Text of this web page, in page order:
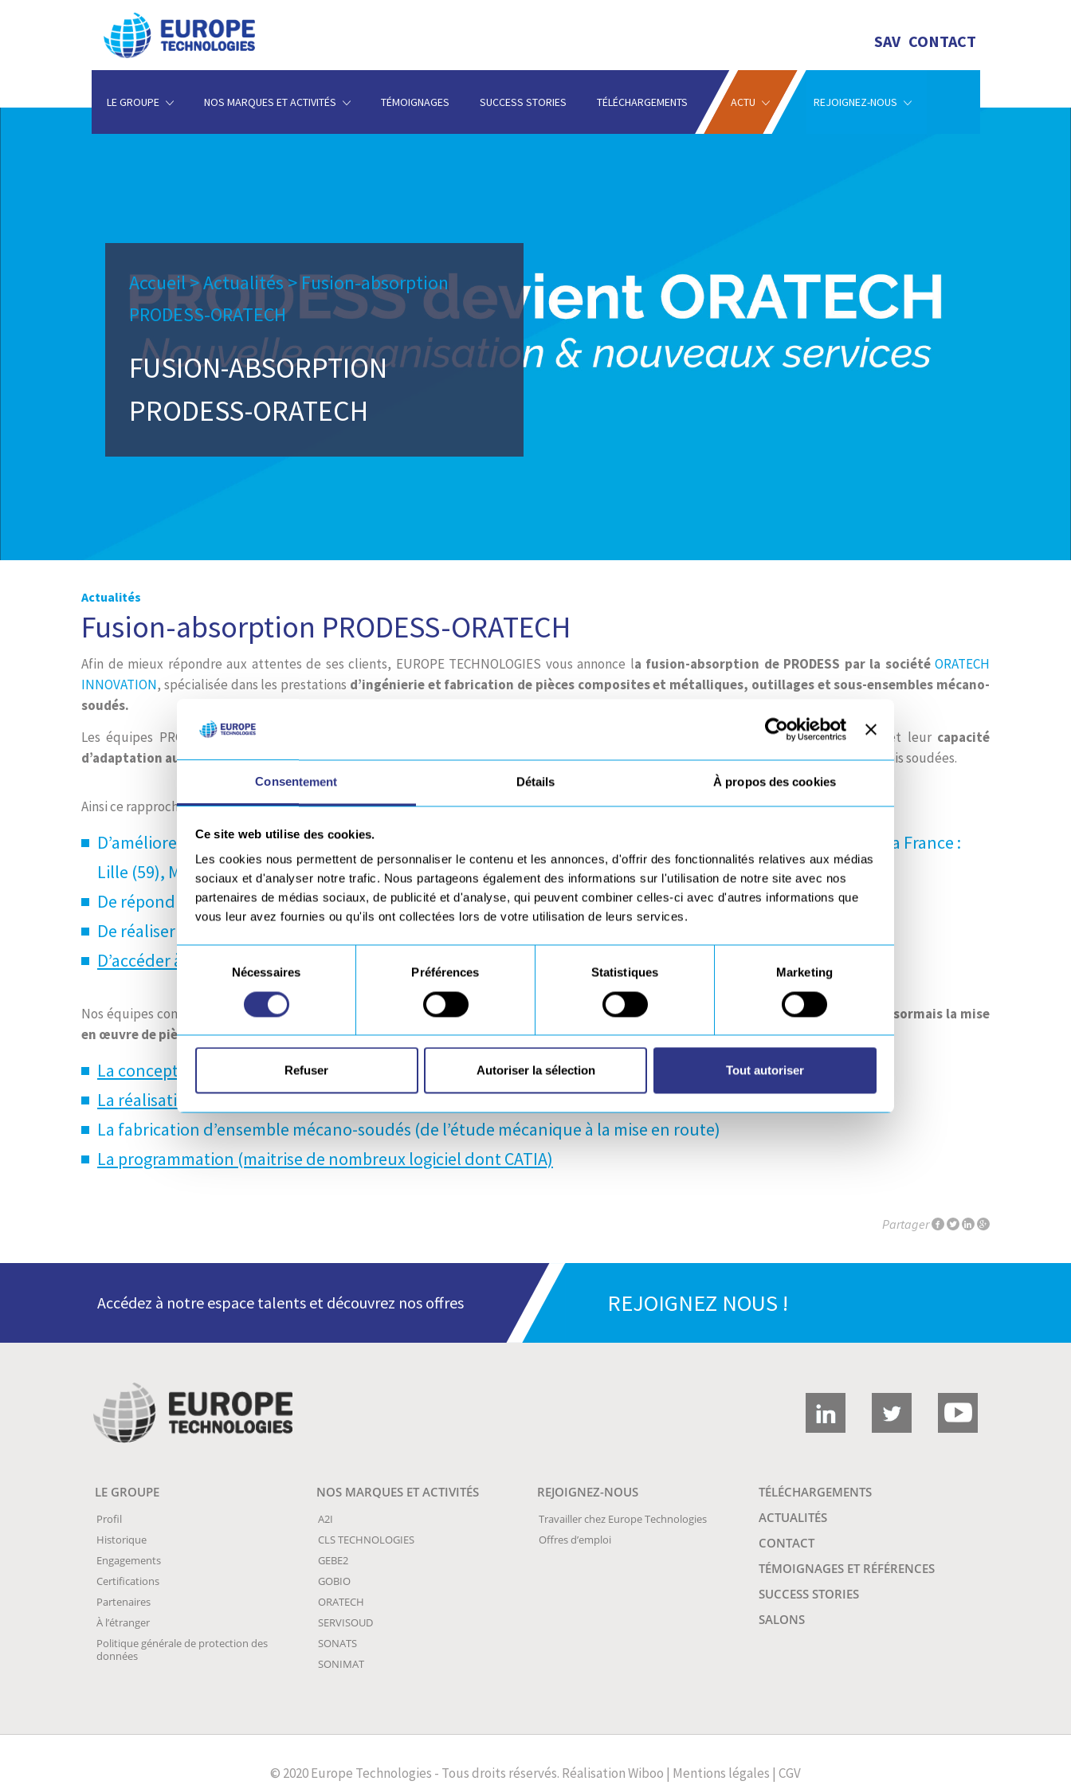
Consentement Détails À propos des cookies
Ce site web utilise des cookies.
Les cookies nous permettent de personnaliser le contenu et les annonces, d'offrir des fonctionnalités relatives aux médias
sociaux et d'analyser notre trafic. Nous partageons également des informations sur l'utilisation de notre site avec nos
partenaires de médias sociaux, de publicité et d'analyse, qui peuvent combiner celles-ci avec d'autres informations que
vous leur avez fournies ou qu'ils ont collectées lors de votre utilisation de leurs services.
Sélection
du
consentement
Nécessaires Préférences Statistiques Marketing
Refuser Autoriser la sélection Tout autoriser
SAV CONTACT
LE GROUPE NOS MARQUES ET ACTIVITÉS TÉMOIGNAGES SUCCESS STORIES TÉLÉCHARGEMENTS ACTU REJOIGNEZ-NOUS
Accueil>Actualités>Fusion-absorption
PRODESS-ORATECH
FUSION-ABSORPTION
PRODESS-ORATECH
Actualités
Fusion-absorption PRODESS-ORATECH
Afin de mieux répondre aux attentes de ses clients, EUROPE TECHNOLOGIES vous annonce la fusion-absorption de PRODESS par la société ORATECH
INNOVATION, spécialisée dans les prestations d’ingénierie et fabrication de pièces composites et métalliques, outillages et sous-ensembles mécano-
soudés.
Les équipes PRODESS et ORATECH se rassemblent pour améliorer leur
renforcer la qualité de service rendu et leur capacité
d’adaptation aux marchés en forte évolution. En cette période de crise les sociétés du groupe EUROPE TECHNOLOGIES sont plus que jamais soudées.
Ainsi ce rapprochement permettra :
D’améliorer la proximité avec nos clients grâce à 5 implantations réparties dans le grand ouest et le nord de la France :
Lille (59), Méaulte (80), Saint-Nazaire (44), Nantes (44) et Montaigu-Vendée (85)
De répondre plus rapidement aux demandes de nos clients
De réaliser des projets de grandes envergures (ex :
D’accéder à un plus large éventail de moyens
Nos équipes continuerons de proposer, avec le plus haut niveau de qualité qui les caractérise, des
prestations d’ingénierie mais aussi désormais la mise
en œuvre de pièces et outillages:
La conception d’ensemble mécanique
La réalisation d’outillages, de la conception à la fabrication(grâce à un parc machines de 15000 m²)
La fabrication d’ensemble mécano-soudés (de l’étude mécanique à la mise en route)
La programmation (maitrise de nombreux logiciel dont CATIA)
Partager
Accédez à notre espace talents et découvrez nos offres REJOIGNEZ NOUS !
LE GROUPE
Profil
Historique
Engagements
Certifications
Partenaires
À l’étranger
Politique générale de protection des
données
NOS MARQUES ET ACTIVITÉS
A2I
CLS TECHNOLOGIES
GEBE2
GOBIO
ORATECH
SERVISOUD
SONATS
SONIMAT
REJOIGNEZ-NOUS
Travailler chez Europe Technologies
Offres d’emploi
TÉLÉCHARGEMENTS
ACTUALITÉS
CONTACT
TÉMOIGNAGES ET RÉFÉRENCES
SUCCESS STORIES
SALONS
© 2020 Europe Technologies - Tous droits réservés. RéalisationWiboo | Mentions légales | CGV